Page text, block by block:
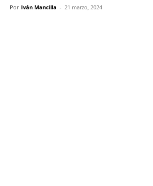
Por Iván Mancilla - 21 marzo, 2024